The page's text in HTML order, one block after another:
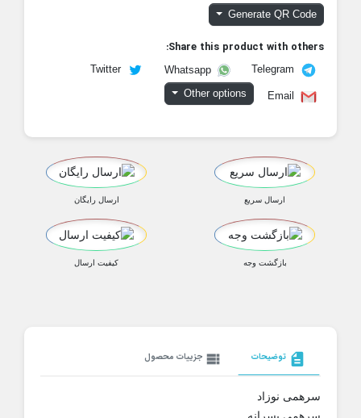
Generate QR Code
Share this product with others:
Telegram
Whatsapp
Twitter
Email
Other options
ارسال سریع ارسال رایگان
بازگشت وجه کیفیت ارسال
description توضیحات view_list جزییات محصول
سرهمی نوزاد